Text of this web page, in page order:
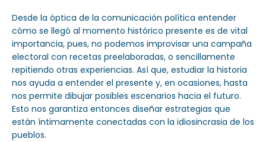
Desde la óptica de la comunicación política entender
cómo se llegó al momento histórico presente es de vital
importancia, pues, no podemos improvisar una campaña
electoral con recetas preelaboradas, o sencillamente
repitiendo otras experiencias. Así que, estudiar la historia
nos ayuda a entender el presente y, en ocasiones, hasta
nos permite dibujar posibles escenarios hacia el futuro.
Esto nos garantiza entonces diseñar estrategias que
están íntimamente conectadas con la idiosincrasia de los
pueblos.